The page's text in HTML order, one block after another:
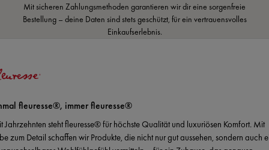
Mit sicheren Zahlungsmethoden garantieren wir dir eine sorgenfreie
Bestellung – deine Daten sind stets geschützt, für ein vertrauensvolles
Einkaufserlebnis.
fleuresse®, immer fleuresse®
Jahrzehnten steht fleuresse® für höchste Qualität und luxuriösen Komfort. Mit
zum Detail schaffen wir Produkte, die nicht nur gut aussehen, sondern auch